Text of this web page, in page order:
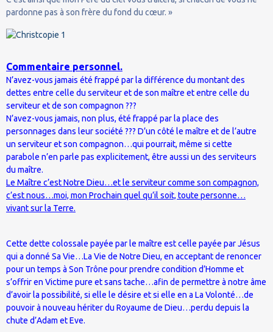
pardonne pas à son frère du fond du cœur. »
Commentaire personnel.
N’avez-vous jamais été frappé par la différence du montant des
dettes entre celle du serviteur et de son maître et entre celle du
serviteur et de son compagnon ???
N’avez-vous jamais, non plus, été frappé par la place des
personnages dans leur société ??? D’un côté le maître et de l’autre
un serviteur et son compagnon…qui pourrait, même si cette
parabole n’en parle pas explicitement, être aussi un des serviteurs
du maître.
Le Maître c’est Notre Dieu…et le serviteur comme son compagnon,
c’est nous…moi, mon Prochain quel qu’il soit, toute personne…
vivant sur la Terre.
Cette dette colossale payée par le maître est celle payée par Jésus
qui a donné Sa Vie…La Vie de Notre Dieu, en acceptant de renoncer
pour un temps à Son Trône pour prendre condition d’Homme et
s’offrir en Victime pure et sans tache…afin de permettre à notre âme
d’avoir la possibilité, si elle le désire et si elle en a La Volonté…de
pouvoir à nouveau hériter du Royaume de Dieu…perdu depuis la
chute d’Adam et Eve.